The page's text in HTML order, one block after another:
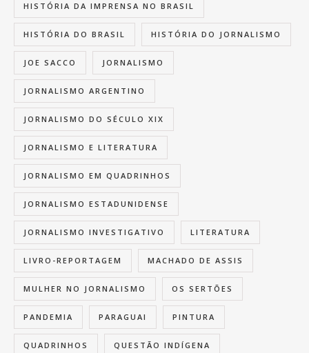
HISTÓRIA DA IMPRENSA NO BRASIL
HISTÓRIA DO BRASIL HISTÓRIA DO JORNALISMO
JOE SACCO JORNALISMO
JORNALISMO ARGENTINO
JORNALISMO DO SÉCULO XIX
JORNALISMO E LITERATURA
JORNALISMO EM QUADRINHOS
JORNALISMO ESTADUNIDENSE
JORNALISMO INVESTIGATIVO LITERATURA
LIVRO-REPORTAGEM MACHADO DE ASSIS
MULHER NO JORNALISMO OS SERTÕES
PANDEMIA PARAGUAI PINTURA
QUADRINHOS QUESTÃO INDÍGENA